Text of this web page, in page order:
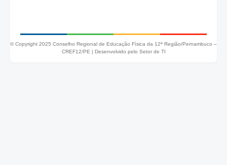
© Copyright 2025 Conselho Regional de Educação Física da 12ª Região/Pernambuco –
CREF12/PE | Desenvolvido pelo Setor de TI